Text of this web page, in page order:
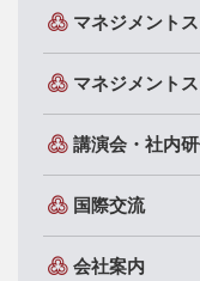
マネジメント
マネジメント
講演会・社内
国際交流
会社案内